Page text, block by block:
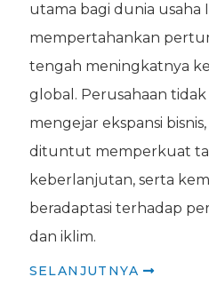
utama bagi dunia usaha
mempertahankan
tengah meningkatnya
global. Perusahaan
mengejar ekspansi
dituntut memperkuat
keberlanjutan, serta
beradaptasi terhadap
dan iklim.
SELANJUTNYA